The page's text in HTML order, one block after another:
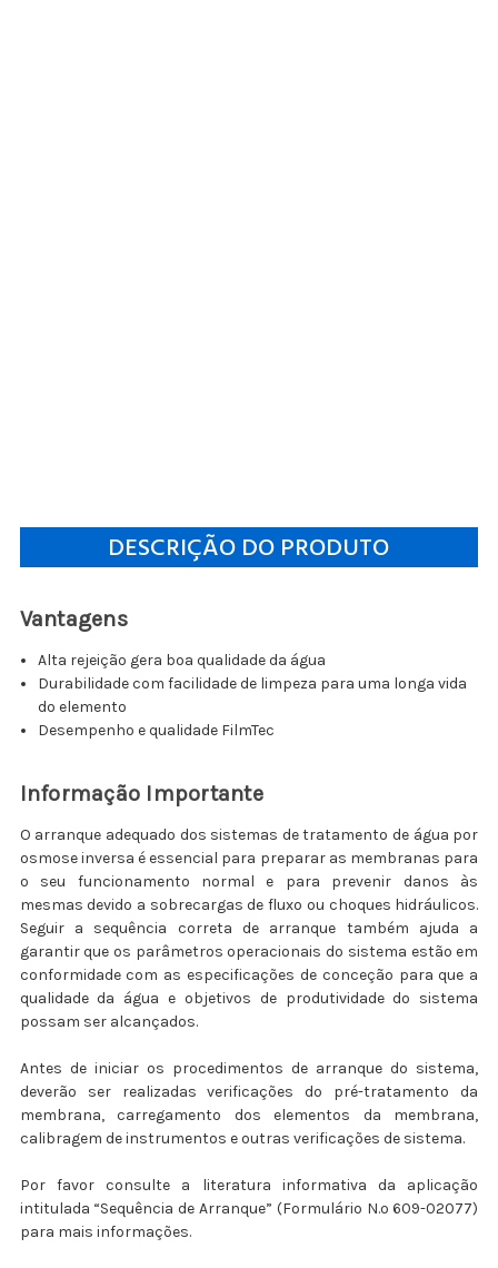
DESCRIÇÃO DO PRODUTO
Vantagens
Alta rejeição gera boa qualidade da água
Durabilidade com facilidade de limpeza para uma longa vida
do elemento
Desempenho e qualidade FilmTec
Informação Importante
O arranque adequado dos sistemas de tratamento de água por
osmose inversa é essencial para preparar as membranas para
o seu funcionamento normal e para prevenir danos às
mesmas devido a sobrecargas de fluxo ou choques hidráulicos.
Seguir a sequência correta de arranque também ajuda a
garantir que os parâmetros operacionais do sistema estão em
conformidade com as especificações de conceção para que a
qualidade da água e objetivos de produtividade do sistema
possam ser alcançados.
Antes de iniciar os procedimentos de arranque do sistema,
deverão ser realizadas verificações do pré-tratamento da
membrana, carregamento dos elementos da membrana,
calibragem de instrumentos e outras verificações de sistema.
Por favor consulte a literatura informativa da aplicação
intitulada “Sequência de Arranque” (Formulário N.º 609-02077)
para mais informações.